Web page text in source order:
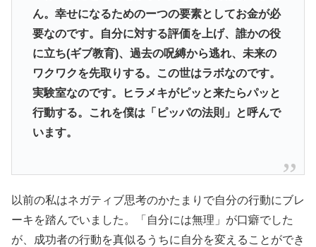
ん。幸せになるためのーつの要素としてお金が必
要なのです。自分に対する評価を上げ、誰かの役
に立ち(ギブ教育)、過去の呪縛から逃れ、未来の
ワクワクを先取りする。この世はラボなのです。
実験室なのです。ヒラメキがピッと来たらパッと
行動する。これを僕は「ピッパの法則」と呼んで
います。
以前の私はネガティブ思考のかたまりで自分の行動にブレ
ーキを踏んでいました。「自分には無理」が口癖でした
が、成功者の行動を真似るうちに自分を変えることができ